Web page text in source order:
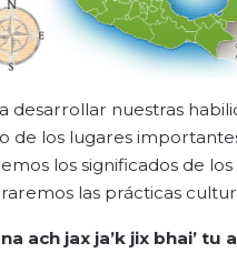
desarrollar nuestras
de los lugares
los significados de
las prácticas
na ach jax ja’k jix bhai’ tu